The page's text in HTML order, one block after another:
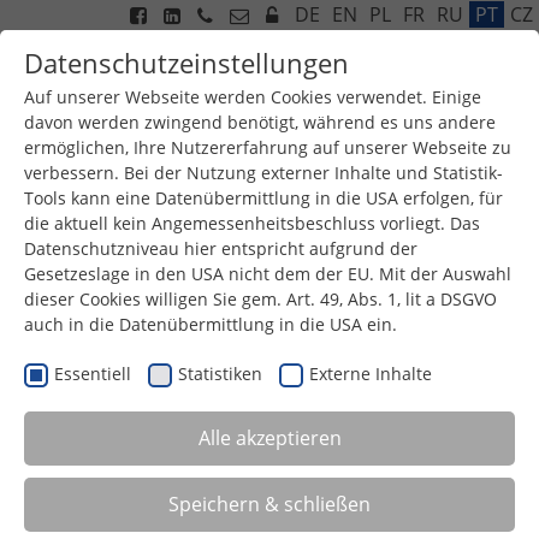
DE EN PL FR RU PT CZ
Menu
APLICAÇÕES DE TRANSFERÊNCIA DE MASSA
INOVAÇÃO FOCADA NO OBJETIVO
Desenho de produtos orientada no processo
Alta segurança do processo
Datenschutzeinstellungen
Auf unserer Webseite werden Cookies verwendet. Einige
davon werden zwingend benötigt, während es uns andere
ermöglichen, Ihre Nutzererfahrung auf unserer Webseite zu
verbessern. Bei der Nutzung externer Inhalte und Statistik-
Tools kann eine Datenübermittlung in die USA erfolgen, für
die aktuell kein Angemessenheitsbeschluss vorliegt. Das
Datenschutzniveau hier entspricht aufgrund der
Gesetzeslage in den USA nicht dem der EU. Mit der Auswahl
dieser Cookies willigen Sie gem. Art. 49, Abs. 1, lit a DSGVO
auch in die Datenübermittlung in die USA ein.
Essentiell Statistiken Externe Inhalte
Alle akzeptieren
Speichern & schließen